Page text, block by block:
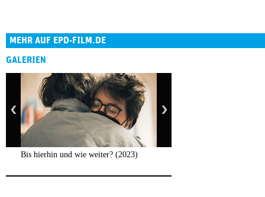
MEHR AUF EPD-FILM.DE
GALERIEN
Bis hierhin und wie weiter? (2023)